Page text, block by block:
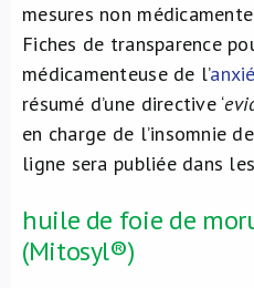
mesures non
Fiches de transparence
médicamenteuse de l’
résumé d’une directive ‘
en charge de l’insomnie
ligne sera publiée dans
huile de foie de
(Mitosyl®)